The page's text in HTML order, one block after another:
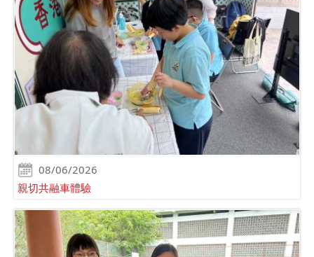
08/06/2026
親切共融車體驗